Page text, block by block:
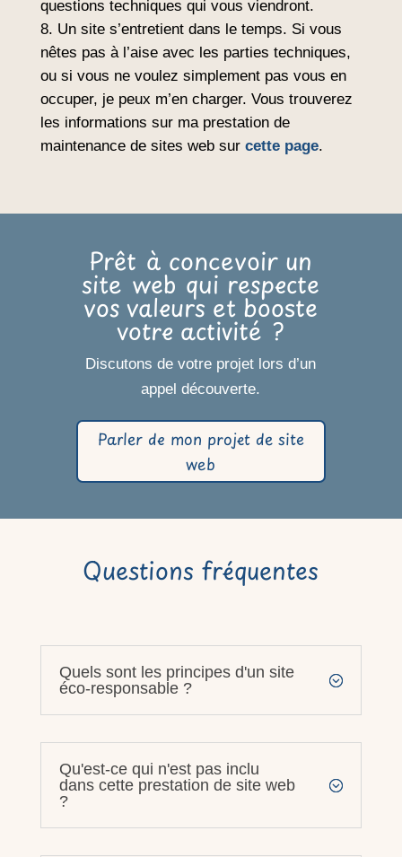
questions techniques qui vous viendront.
Un site s’entretient dans le temps. Si vous
nêtes pas à l’aise avec les parties techniques,
ou si vous ne voulez simplement pas vous en
occuper, je peux m’en charger. Vous trouverez
les informations sur ma prestation de
maintenance de sites web sur cette page.
Prêt à concevoir un
site web qui respecte
vos valeurs et booste
votre activité ?
Discutons de votre projet lors d’un
appel découverte.
Parler de mon projet de site
web
Questions fréquentes
Quels sont les principes d'un site
éco-responsable ?
Qu'est-ce qui n'est pas inclu
dans cette prestation de site web
?